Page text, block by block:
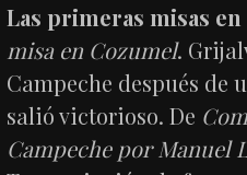
Las primeras misas
misa en Cozumel.
Campeche después de
salió victorioso. De
Campeche por Manuel